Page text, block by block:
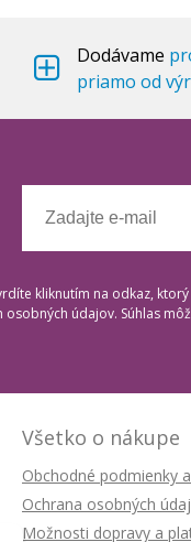
Dodávame
priamo od
kliknutím na odkaz,
údajov. Súhlas
Všetko o nákupe
Obchodné podmienky
Ochrana osobných
Možnosti dopravy a